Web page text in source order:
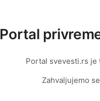
Portal
Portal svevesti.rs je
Zahvaljujemo